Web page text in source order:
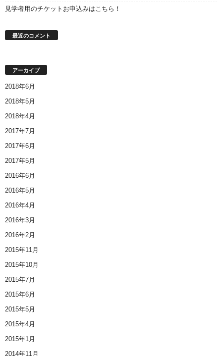
見学者用のチケットお申込みはこちら！
最近のコメント
アーカイブ
2018年6月
2018年5月
2018年4月
2017年7月
2017年6月
2017年5月
2016年6月
2016年5月
2016年4月
2016年3月
2016年2月
2015年11月
2015年10月
2015年7月
2015年6月
2015年5月
2015年4月
2015年1月
2014年11月